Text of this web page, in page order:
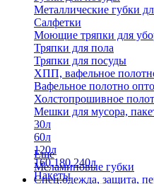
Металлические губки
Салфетки
Моющие тряпки для
Тряпки для пола
Тряпки для посуды
ХПП, вафельное
Вафельное полотно
Холстопрошивное
Мешки для мусора,
30л
60л
120л
160,180,240л
Пакеты
Еще
Меламиновые губки
Спец.одежда, защита,